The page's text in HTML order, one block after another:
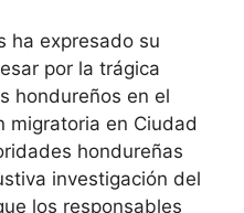
ha expresado su
por la trágica
hondureños en el
migratoria en Ciudad
hondureñas
investigación del
los responsables